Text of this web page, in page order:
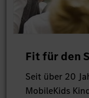
Fit für den
Seit über 20
MobileKids